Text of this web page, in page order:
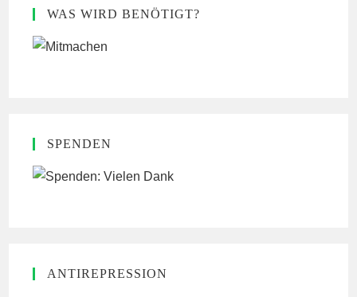
WAS WIRD BENÖTIGT?
SPENDEN
ANTIREPRESSION